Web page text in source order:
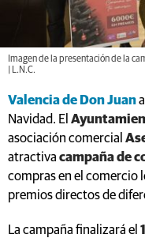
Imagen de la presentación de la
| L.N.C.
Valencia de Don Juan
Navidad. El
asociación comercial
atractiva campaña de
compras en el comercio
premios directos de
La campaña finalizará el